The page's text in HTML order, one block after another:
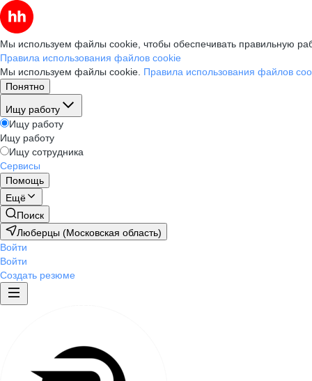
Мы используем файлы cookie, чтобы обеспечивать правильную
Правила использования файлов cookie
Мы используем файлы cookie. Правила использования файлов
Понятно
Ищу работу
Ищу работу
Ищу работу
Ищу сотрудника
Сервисы
Помощь
Ещё
Поиск
Люберцы (Московская область)
Войти
Войти
Создать резюме